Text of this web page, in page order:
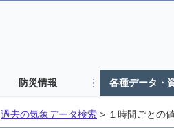
防災情報 各種データ・
過去の気象データ検索 > １時間ごとの